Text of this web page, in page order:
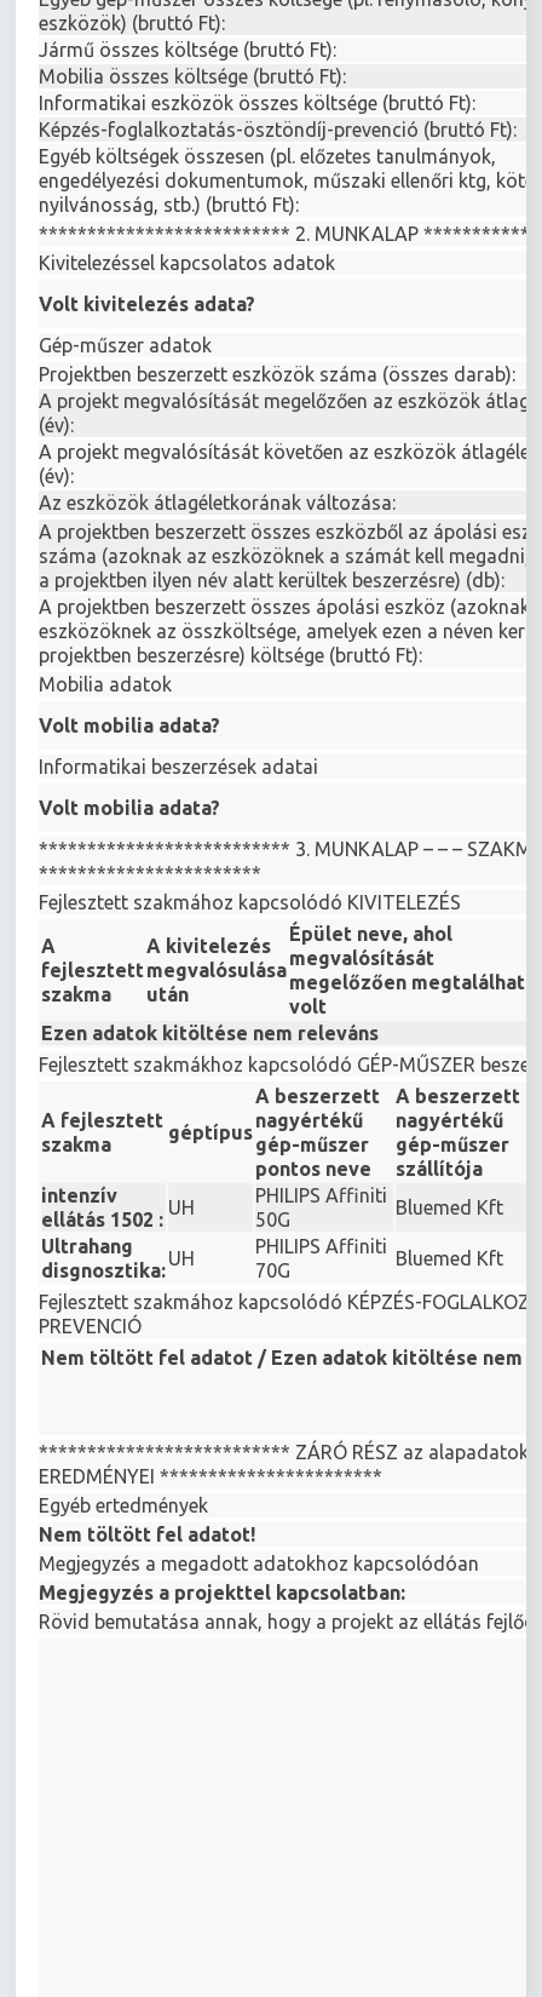
eszközök) (bruttó Ft):
Jármű összes költsége (bruttó Ft):
Mobilia összes költsége (bruttó Ft):
Informatikai eszközök összes költsége (bruttó Ft):
Képzés-foglalkoztatás-ösztöndíj-prevenció (bruttó Ft):
Egyéb költségek összesen (pl. előzetes tanulmányok,
engedélyezési dokumentumok, műszaki ellenőri ktg,
nyilvánosság, stb.) (bruttó Ft):
************************** 2. MUNKALAP
Kivitelezéssel kapcsolatos adatok
Volt kivitelezés adata?
Gép-műszer adatok
Projektben beszerzett eszközök száma (összes darab):
A projekt megvalósítását megelőzően az eszközök
(év):
A projekt megvalósítását követően az eszközök
(év):
Az eszközök átlagéletkorának változása:
A projektben beszerzett összes eszközből az ápolási
száma (azoknak az eszközöknek a számát kell megadni,
a projektben ilyen név alatt kerültek beszerzésre) (db):
A projektben beszerzett összes ápolási eszköz (azoknak
eszközöknek az összköltsége, amelyek ezen a néven
projektben beszerzésre) költsége (bruttó Ft):
Mobilia adatok
Volt mobilia adata?
Informatikai beszerzések adatai
Volt mobilia adata?
************************** 3. MUNKALAP – – –
***********************
Fejlesztett szakmához kapcsolódó KIVITELEZÉS
A
fejlesztett
szakma
A kivitelezés
megvalósulása
után
Épület neve, ahol
megvalósítását
megelőzően megtalálható
volt
Ezen adatok kitöltése nem releváns
Fejlesztett szakmákhoz kapcsolódó GÉP-MŰSZER
A fejlesztett
szakma
géptípus
A beszerzett
nagyértékű
gép-műszer
pontos neve
A beszerzett
nagyértékű
gép-műszer
szállítója
intenzív
ellátás 1502 :
UH
PHILIPS Affiniti
50G
Bluemed Kft
Ultrahang
disgnosztika:
UH
PHILIPS Affiniti
70G
Bluemed Kft
Fejlesztett szakmához kapcsolódó KÉPZÉS-
PREVENCIÓ
Nem töltött fel adatot / Ezen adatok kitöltése nem
************************** ZÁRÓ RÉSZ az
EREDMÉNYEI ***********************
Egyéb ertedmények
Nem töltött fel adatot!
Megjegyzés a megadott adatokhoz kapcsolódóan
Megjegyzés a projekttel kapcsolatban:
Rövid bemutatása annak, hogy a projekt az ellátás